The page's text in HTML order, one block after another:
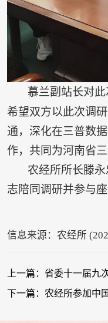
慕兰副站长对
希望双方以此次调
通，深化在三普数
作，共同为河南省
农经所所长滕永
志陪同调研并参与座
信息来源：农经所
上一篇：省委十一届九
下一篇：农经所参加中